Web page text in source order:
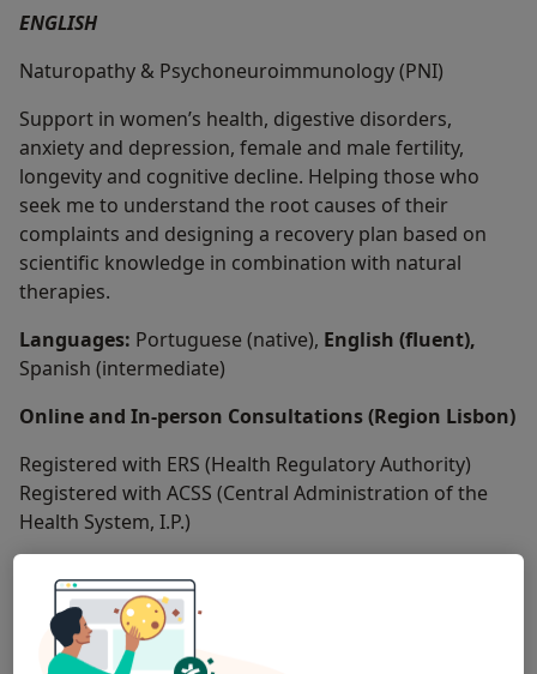
ENGLISH
Naturopathy & Psychoneuroimmunology (PNI)
Support in women’s health, digestive disorders,
anxiety and depression, female and male fertility,
longevity and cognitive decline. Helping those who
seek me to understand the root causes of their
complaints and designing a recovery plan based on
scientific knowledge in combination with natural
therapies.
Languages: Portuguese (native), English (fluent),
Spanish (intermediate)
Online and In-person Consultations (Region Lisbon)
Registered with ERS (Health Regulatory Authority)
Registered with ACSS (Central Administration of the
Health System, I.P.)
Complaints Book available
mais Sobre mim